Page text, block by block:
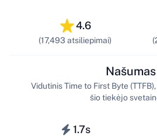
4.6
(17,493 atsiliepimai)
1.7s
Našumas
Vidutinis Time to First Byte
šio tiekėjo